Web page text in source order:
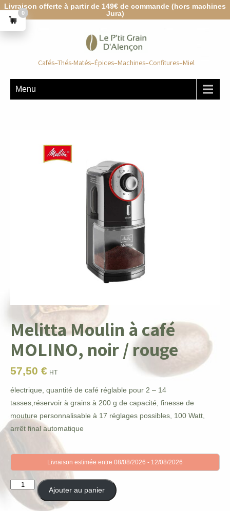
Livraison offerte à partir de 149€ de commande (hors machines
Jura)
Cafés–Thés-Matés–Épices–Machines–Confitures–Miel
Menu
Melitta Moulin à café
MOLINO, noir / rouge
57,50 € HT
électrique, quantité de café réglable pour 2 – 14
tasses,réservoir à grains à 200 g de capacité, finesse de
mouture personnalisable à 17 réglages possibles, 100 Watt,
arrêt final automatique
Livraison estimée entre 08/08/2026 - 12/08/2026
quantité
de
Melitta
Ajouter au panier
0